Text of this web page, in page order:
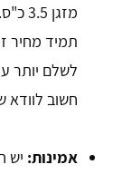
תמיד מחיר
לשלם יותר
חשוב לוודא
אמינות: יש